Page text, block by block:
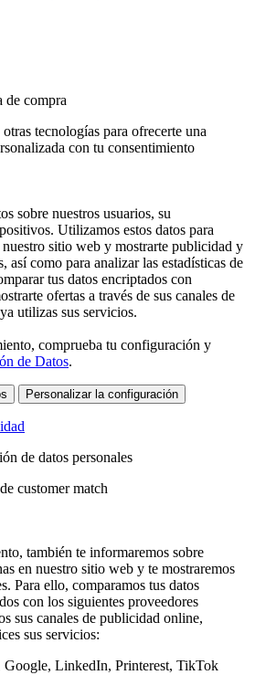
de compra
tecnologías para ofrecerte una
con tu consentimiento
sobre nuestros usuarios, su
Utilizamos estos datos para
sitio web y mostrarte publicidad y
así como para analizar las estadísticas de
tus datos encriptados con
ofertas a través de sus canales de
utilizas sus servicios.
comprueba tu configuración y
de Datos.
Personalizar la configuración
de datos personales
customer match
también te informaremos sobre
en nuestro sitio web y te mostraremos
Para ello, comparamos tus datos
con los siguientes proveedores
sus canales de publicidad online,
sus servicios:
LinkedIn, Printerest, TikTok